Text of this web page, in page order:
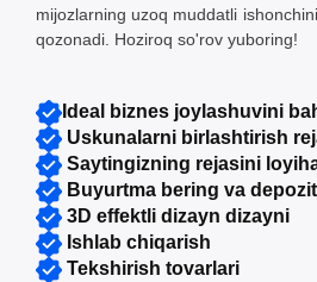
mijozlarning uzoq muddatli
qozonadi. Hoziroq so'rov yuboring!
Ideal biznes joylashuvini
Uskunalarni birlashtirish
Saytingizning rejasini
Buyurtma bering va
3D effektli dizayn dizayni
Ishlab chiqarish
Tekshirish tovarlari